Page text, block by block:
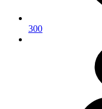
300